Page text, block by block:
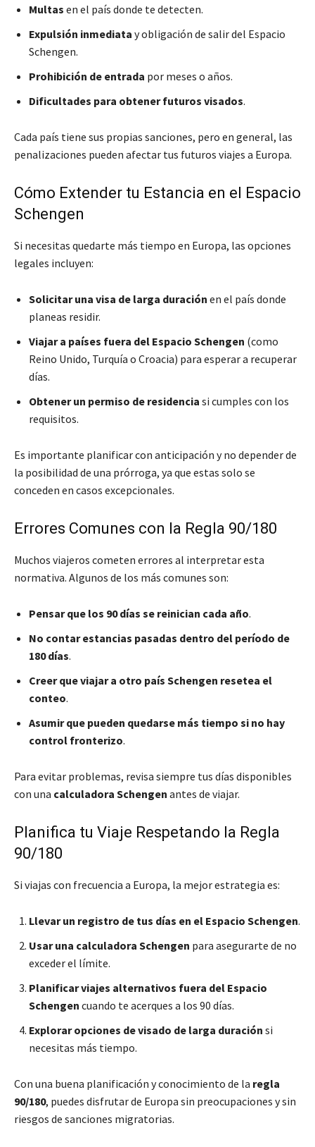
Multas en el país donde te detecten.
Expulsión inmediata y obligación de salir del Espacio
Schengen.
Prohibición de entrada por meses o años.
Dificultades para obtener futuros visados.
Cada país tiene sus propias sanciones, pero en general, las
penalizaciones pueden afectar tus futuros viajes a Europa.
Cómo Extender tu Estancia en el Espacio
Schengen
Si necesitas quedarte más tiempo en Europa, las opciones
legales incluyen:
Solicitar una visa de larga duración en el país donde
planeas residir.
Viajar a países fuera del Espacio Schengen (como
Reino Unido, Turquía o Croacia) para esperar a recuperar
días.
Obtener un permiso de residencia si cumples con los
requisitos.
Es importante planificar con anticipación y no depender de
la posibilidad de una prórroga, ya que estas solo se
conceden en casos excepcionales.
Errores Comunes con la Regla 90/180
Muchos viajeros cometen errores al interpretar esta
normativa. Algunos de los más comunes son:
Pensar que los 90 días se reinician cada año.
No contar estancias pasadas dentro del período de
180 días.
Creer que viajar a otro país Schengen resetea el
conteo.
Asumir que pueden quedarse más tiempo si no hay
control fronterizo.
Para evitar problemas, revisa siempre tus días disponibles
con una calculadora Schengen antes de viajar.
Planifica tu Viaje Respetando la Regla
90/180
Si viajas con frecuencia a Europa, la mejor estrategia es:
Llevar un registro de tus días en el Espacio Schengen.
Usar una calculadora Schengen para asegurarte de no
exceder el límite.
Planificar viajes alternativos fuera del Espacio
Schengen cuando te acerques a los 90 días.
Explorar opciones de visado de larga duración si
necesitas más tiempo.
Con una buena planificación y conocimiento de la regla
90/180, puedes disfrutar de Europa sin preocupaciones y sin
riesgos de sanciones migratorias.